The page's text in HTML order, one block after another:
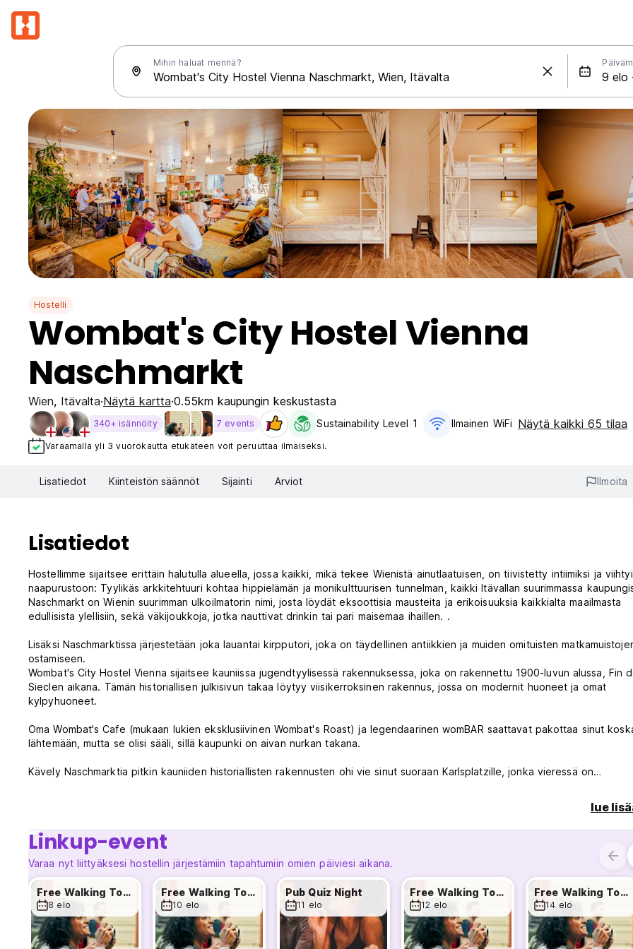
Mihin haluat mennä?
Hostelli
Wombat's City Hostel Vienna
Naschmarkt
Wien, Itävalta Näytä kartta 0.55km kaupungin keskustasta
340+ isännöity 7 events Sustainability Level 1 Ilmainen WiFi Näytä kaikki 65 tilaa
Varaamalla yli 3 vuorokautta etukäteen voit peruuttaa ilmaiseksi.
Lisatiedot Kiinteistön säännöt Sijainti Arviot Ilmoita
Lisatiedot
Hostellimme sijaitsee erittäin halutulla alueella, jossa kaikki, mikä tekee Wienistä ainutlaatuisen, on tiivistetty intiimiksi ja
naapurustoon: Tyylikäs arkkitehtuuri kohtaa hippielämän ja monikulttuurisen tunnelman, kaikki Itävallan suurimmassa
Naschmarkt on Wienin suurimman ulkoilmatorin nimi, josta löydät eksoottisia mausteita ja erikoisuuksia kaikkialta maailmasta
edullisista ylellisiin, sekä väkijoukkoja, jotka nauttivat drinkin tai pari maisemaa ihaillen. .
Lisäksi Naschmarktissa järjestetään joka lauantai kirpputori, joka on täydellinen antiikkien ja muiden omituisten
ostamiseen.
Wombat's City Hostel Vienna sijaitsee kauniissa jugendtyylisessä rakennuksessa, joka on rakennettu 1900-luvun alussa, Fin
Sieclen aikana. Tämän historiallisen julkisivun takaa löytyy viisikerroksinen rakennus, jossa on modernit huoneet ja omat
kylpyhuoneet.
Oma Wombat's Cafe (mukaan lukien eksklusiivinen Wombat's Roast) ja legendaarinen womBAR saattavat pakottaa sinut
lähtemään, mutta se olisi sääli, sillä kaupunki on aivan nurkan takana.
Kävely Naschmarktia pitkin kauniiden historiallisten rakennusten ohi vie sinut suoraan Karlsplatzille, jonka vieressä on
kahvilat ja ravintolat sijaitsevat vierekkäin, mikä varmistaa, että villi illanvietto ja hyvä illallinen ovat vain minuutin päässä.
pois.
Jos haluat mennä kauemmaksi, hostellimme sijaitsee erinomaisella paikalla kadun toisella puolella metroasemaa, joka tarjoaa
yhteyden kaikkeen maailmankuulusta Schönbrunnin linnasta Wienin lentokentälle.
Sisältää:
- Petivaatteet.
- WiFi.
- Omat Wombatin kaupunkikartat.
lue
Linkup-event
Varaa nyt liittyäksesi hostellin järjestämiin tapahtumiin omien päiviesi aikana.
Free Walking Tour
8 elo
Free Walking Tour
10 elo
Pub Quiz Night
11 elo
Free Walking Tour
12 elo
Free Walking Tour
14 elo